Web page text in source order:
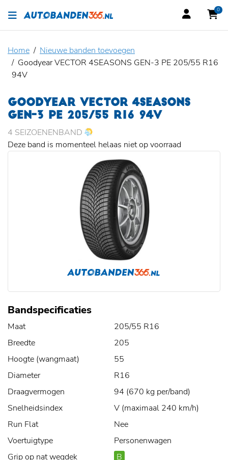
0
Home
Nieuwe banden toevoegen
Goodyear VECTOR 4SEASONS GEN-3 PE 205/55 R16
94V
GOODYEAR VECTOR 4SEASONS
GEN-3 PE 205/55 R16 94V
4 SEIZOENENBAND
Deze band is momenteel helaas niet op voorraad
Bandspecificaties
Maat
205/55 R16
Breedte
205
Hoogte (wangmaat)
55
Diameter
R16
Draagvermogen
94 (670 kg per/band)
Snelheidsindex
V (maximaal 240 km/h)
Run Flat
Nee
Voertuigtype
Personenwagen
Grip op nat wegdek
B